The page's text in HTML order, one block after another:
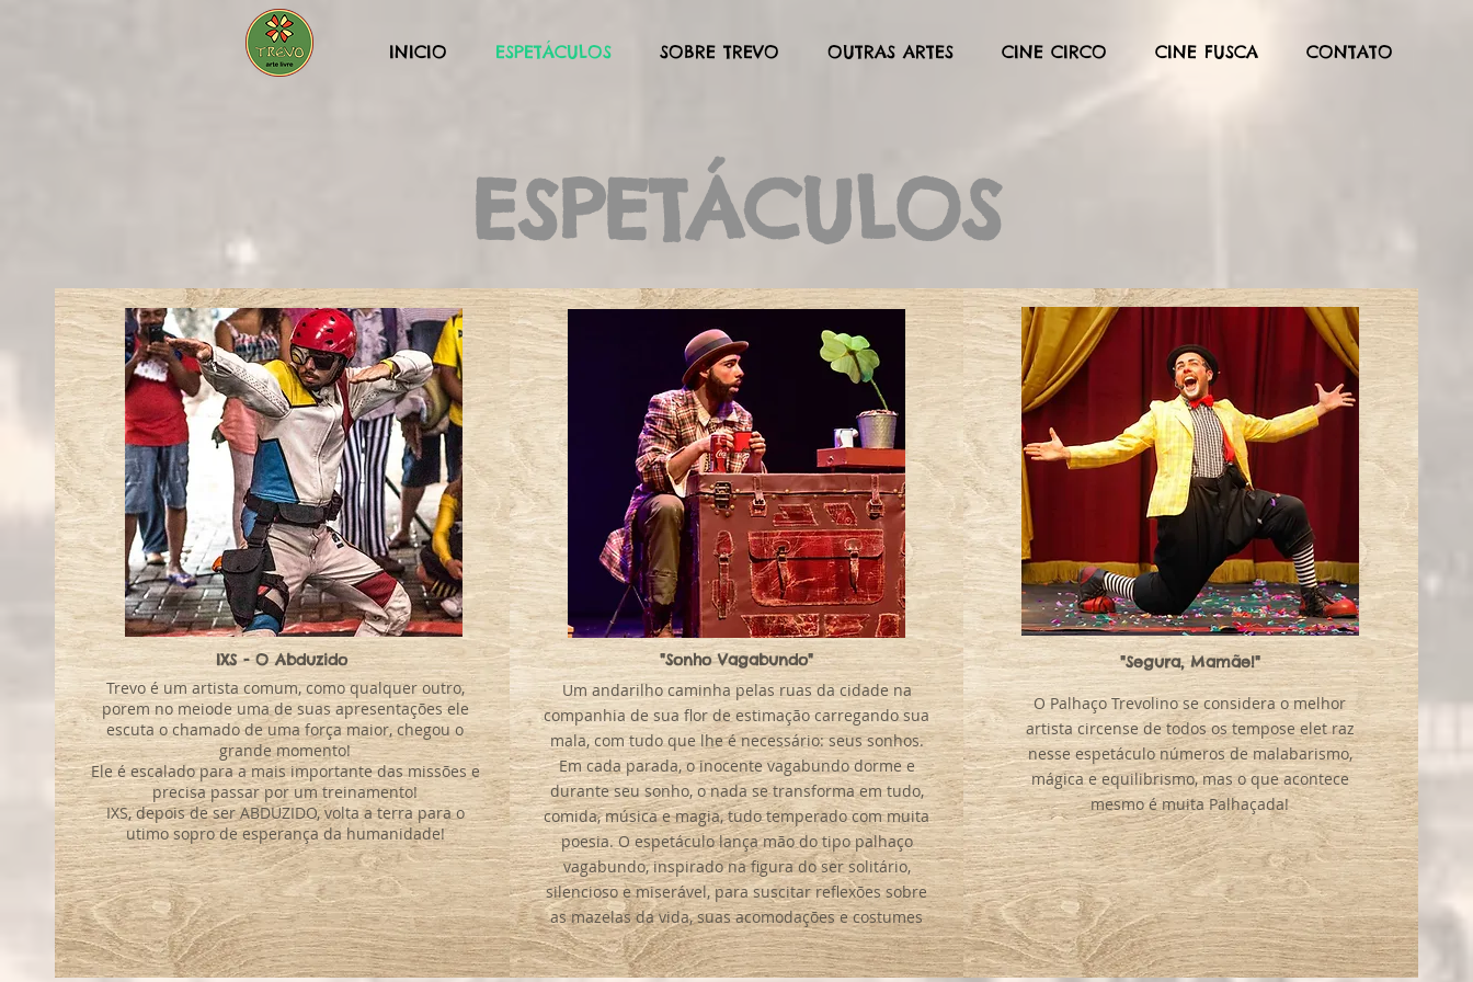
INICIO ESPETÁCULOS SOBRE TREVO OUTRAS ARTES CINE CIRCO CINE FUSCA CONTATO
ESPETÁCULOS
IXS - O Abduzido
Trevo é um artista comum, como qualquer outro,
porem no meiode uma de suas apresentações ele
escuta o chamado de uma força maior, chegou o
grande momento!
Ele é escalado para a mais importante das missões e
precisa passar por um treinamento!
IXS, depois de ser ABDUZIDO, volta a terra para o
utimo sopro de esperança da humanidade!
"Sonho Vagabundo"
Um andarilho caminha pelas ruas da cidade na
companhia de sua flor de estimação carregando sua
mala, com tudo que lhe é necessário: seus sonhos.
Em cada parada, o inocente vagabundo dorme e
durante seu sonho, o nada se transforma em tudo,
comida, música e magia, tudo temperado com muita
poesia. O espetáculo lança mão do tipo palhaço
vagabundo, inspirado na figura do ser solitário,
silencioso e miserável, para suscitar reflexões sobre
as mazelas da vida, suas acomodações e costumes
"Segura, Mamãe!"
O Palhaço Trevolino se considera o melhor
artista circense de todos os tempose elet raz
nesse espetáculo números de malabarismo,
mágica e equilibrismo, mas o que acontece
mesmo é muita Palhaçada!